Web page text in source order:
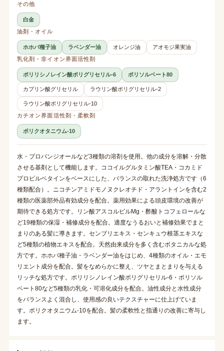
その他
白金
油剤・オイル
ホホバ種子油 ラベンダー油 オレンジ油
アオモジ果実油
乳化剤・非イオン界面活性剤
ポリリシノレイン酸ポリグリセリル-6 ポリソルベート80
カプリン酸グリセリル ラウリン酸ポリグリセリル-2
ラウリン酸ポリグリセリル-10
カチオン界面活性剤・柔軟剤
ポリクオタニウム-10
水・プロパンジオールなど3種類の溶剤を使用。他の成分を溶解・分散
させる基剤として機能します。ココイルグルタミン酸TEA・コカミド
プロピルベタインをベースにした、バランスの取れた洗浄処方です（6
種類配合）。ニコチンアミドモノヌクレオチド・アラントインを含む2
種類の医薬部外品有効成分を配合。薬用効果による頭皮環境の改善が
期待できる処方です。リン酸アスコルビルMg・酢酸トコフェロールな
ど19種類の保湿・補修成分を配合。適度なうるおいと補修効果でまと
まりのある髪に導きます。センブリエキス・センキュウ根茎エキスな
ど5種類の植物エキスを配合。天然由来成分を多く含むボタニカルな処
方です。ホホバ種子油・ラベンダー油をはじめ、4種類のオイル・エモ
リエント成分を配合。髪をなめらかに整え、ツヤとまとまりを与える
リッチな処方です。ポリリシノレイン酸ポリグリセリル-6・ポリソル
ベート80など5種類の乳化・可溶化成分を配合。油性成分と水性成分
をバランスよく混合し、使用感の良いテクスチャーに仕上げていま
す。ポリクオタニウム-10を配合。髪の柔軟性と指通りの改善に寄与し
ます。